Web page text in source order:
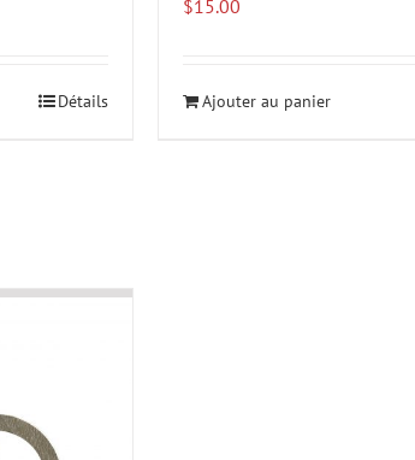
Détails
$15.00
Ajouter au panier